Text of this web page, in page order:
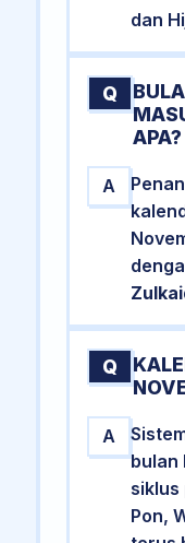
dan
Q
APA?
A
Q
A
bulan
siklus
Pon,